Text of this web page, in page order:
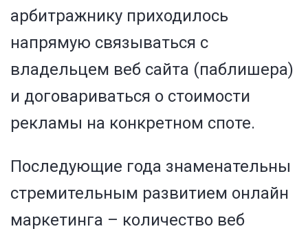
арбитражнику приходилось
напрямую связываться с
владельцем веб сайта (паблишера)
и договариваться о стоимости
рекламы на конкретном споте.
Последующие года знаменательны
стремительным развитием онлайн
маркетинга – количество веб